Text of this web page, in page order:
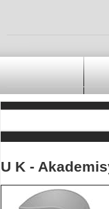
U K -